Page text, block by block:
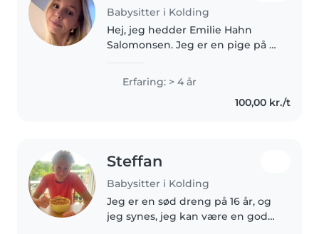
Babysitter i Kolding
Hej, jeg hedder Emilie Hahn
Salomonsen. Jeg er en pige på 17
gymnasium. Jeg bor i
strandhuse, i Kolding, og i min
fritid elsker jeg at være kreativ...
Erfaring: > 4 år
100,00 kr./t
Steffan
Babysitter i Kolding
Jeg er en sød dreng på 16 år, og
jeg synes, jeg kan være en god